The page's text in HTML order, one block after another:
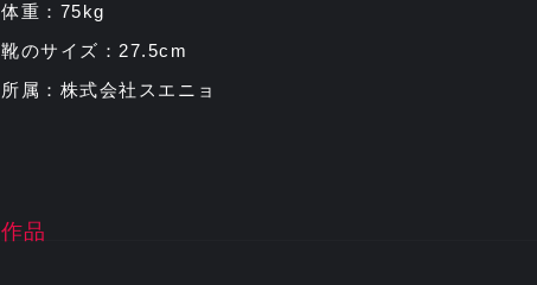
体重：75kg
靴のサイズ：27.5cm
所属：株式会社スエニョ
作品